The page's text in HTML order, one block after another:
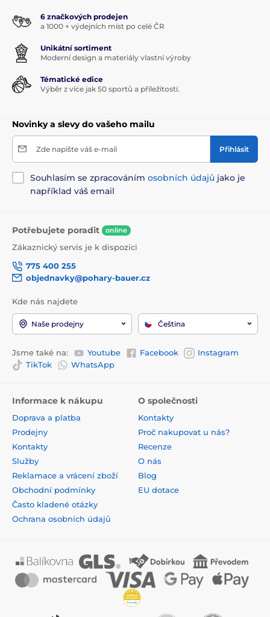
6 značkových prodejen
a 1000 + výdejních míst po celé ČR
Unikátní sortiment
Moderní design a materiály vlastní výroby
Tématické edice
Výběr z více jak 50 sportů a příležitostí.
Novinky a slevy do vašeho mailu
Zde napište váš e-mail Přihlásit
Souhlasím se zpracováním osobních údajů jako je
například váš email
Potřebujete poradit online
Zákaznický servis je k dispozici
775 400 255
objednavky@pohary-bauer.cz
Kde nás najdete
Naše prodejny Čeština
Jsme také na: Youtube Facebook
Instagram
TikTok
WhatsApp
Informace k nákupu
Doprava a platba
Prodejny
Kontakty
Služby
Reklamace a vrácení zboží
Obchodní podmínky
Často kladené otázky
Ochrana osobních údajů
O společnosti
Kontakty
Proč nakupovat u nás?
Recenze
O nás
Blog
EU dotace